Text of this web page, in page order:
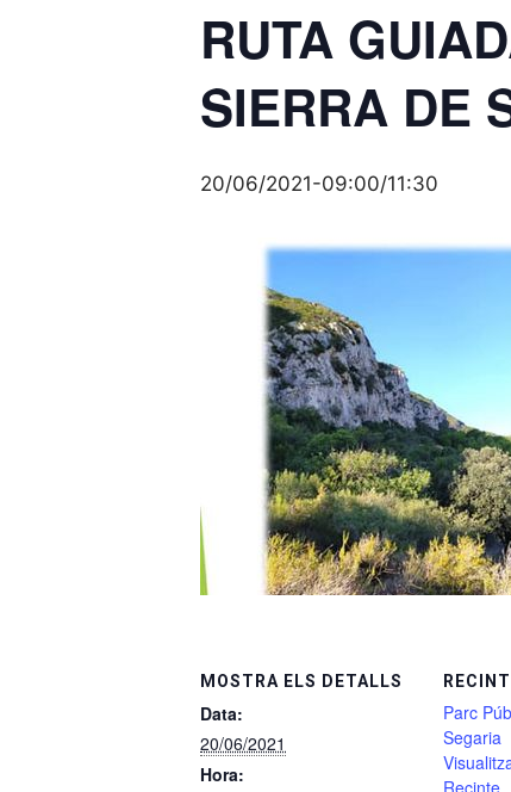
RUTA
SIERRA DE
20/06/2021-09:00/11:30
MOSTRA ELS DETALLS
Data:
20/06/2021
Hora:
Parc
Segaria
Recinte